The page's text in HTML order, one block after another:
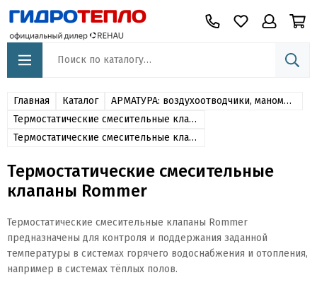
Главная Каталог
АРМАТУРА: воздухоотводчики, манометры, компенсаторы, сепараторы, клапаны
Термостатические смесительные клапаны
Термостатические смесительные клапаны Rommer
Термостатические смесительные
клапаны Rommer
Термостатические смесительные клапаны Rommer
предназначены для контроля и поддержания заданной
температуры в системах горячего водоснабжения и отопления,
например в системах тёплых полов.